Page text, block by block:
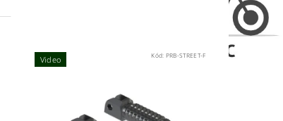
Video Kód: PRB-STREET-F